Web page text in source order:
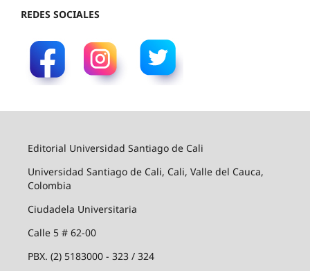
REDES SOCIALES
Editorial Universidad Santiago de Cali
Universidad Santiago de Cali, Cali, Valle del Cauca,
Colombia
Ciudadela Universitaria
Calle 5 # 62-00
PBX. (2) 5183000 - 323 / 324